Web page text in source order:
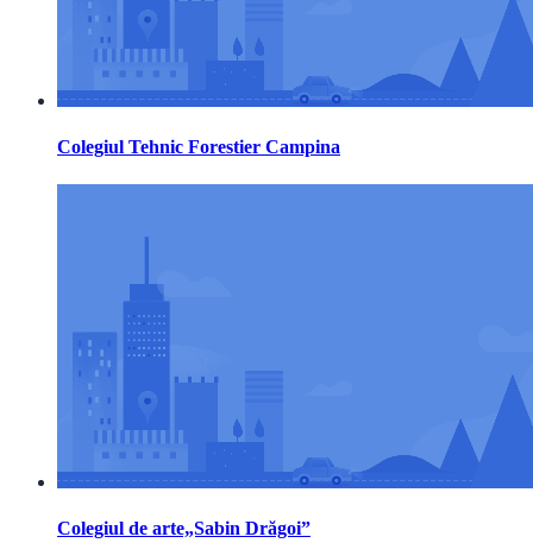
Colegiul Tehnic Forestier Campina
Colegiul de arte„Sabin Drăgoi”